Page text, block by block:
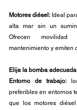
Motores diésel: Ideal
alta mar sin un
Ofrecen
mantenimiento y emiten
Elija la bomba
Entorno de trabajo:
preferibles en entornos
que los motores